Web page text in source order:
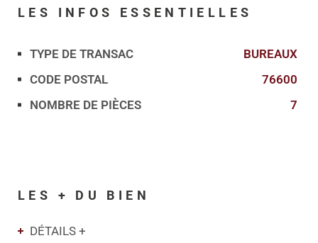
LES INFOS ESSENTIELLES
Caractérisque Valeurs
TYPE DE TRANSAC
BUREAUX
CODE POSTAL
76600
NOMBRE DE PIÈCES
7
LES + DU BIEN
DÉTAILS +